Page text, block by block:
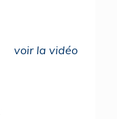
voir la vidéo